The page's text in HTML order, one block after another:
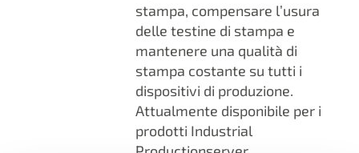
stampa, compensare l’usura
delle testine di stampa e
mantenere una qualità di
stampa costante su tutti i
dispositivi di produzione.
Attualmente disponibile per i
prodotti Industrial